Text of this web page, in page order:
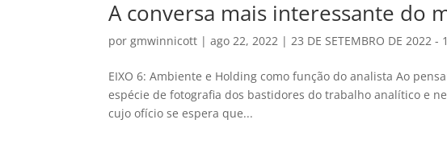
A conversa mais interessante do
porgmwinnicott |ago 22, 2022 |23 DE SETEMBRO DE 2022 -
EIXO 6: Ambiente e Holding como função do analista Ao
espécie de fotografia dos bastidores do trabalho analítico e
cujo ofício se espera que...